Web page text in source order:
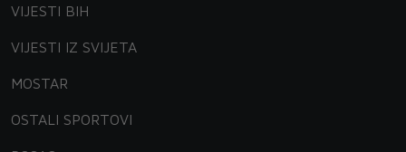
VIJESTI BIH
VIJESTI IZ SVIJETA
MOSTAR
OSTALI SPORTOVI